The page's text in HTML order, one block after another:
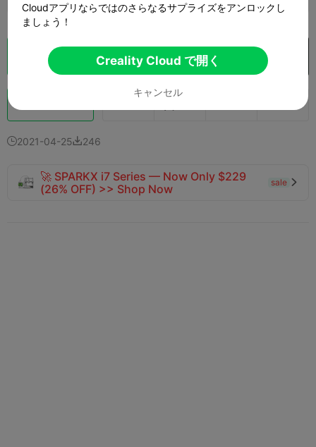
クラウドスライス Creality Cloud で開く
2021-04-25246
🚀 SPARKX i7 Series — Now Only $229
(26% OFF) >> Shop Now
sale 
Cloudアプリならではのさらなるサプライズをアンロックし
ましょう！
Creality Cloud で開く
キャンセル